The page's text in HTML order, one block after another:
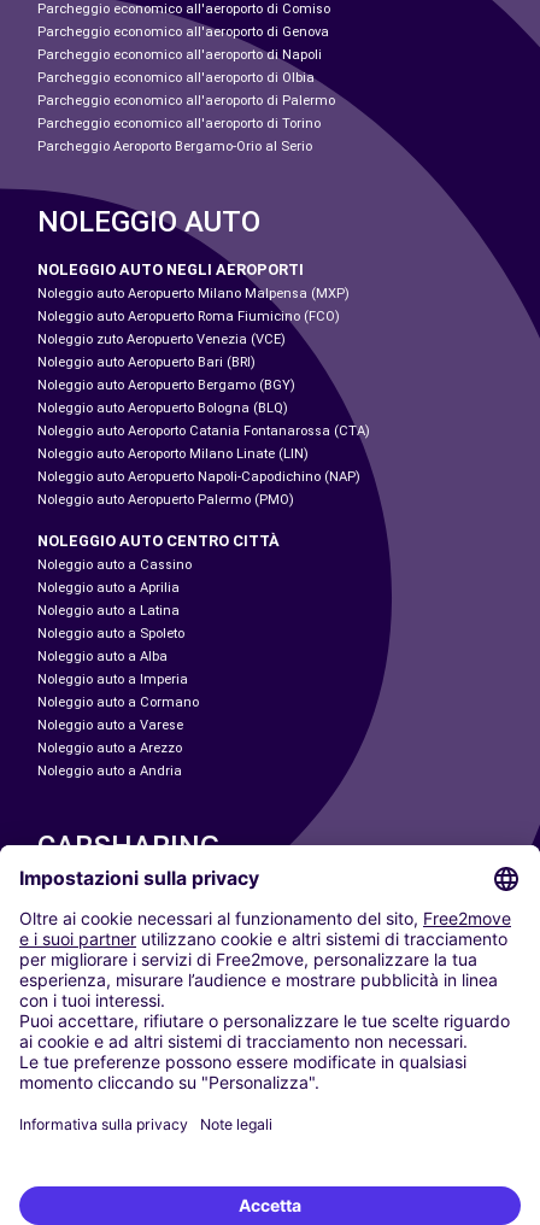
Parcheggio economico all'aeroporto di Comiso
Parcheggio economico all'aeroporto di Genova
Parcheggio economico all'aeroporto di Napoli
Parcheggio economico all'aeroporto di Olbia
Parcheggio economico all'aeroporto di Palermo
Parcheggio economico all'aeroporto di Torino
Parcheggio Aeroporto Bergamo-Orio al Serio
NOLEGGIO AUTO
NOLEGGIO AUTO NEGLI AEROPORTI
Noleggio auto Aeropuerto Milano Malpensa (MXP)
Noleggio auto Aeropuerto Roma Fiumicino (FCO)
Noleggio zuto Aeropuerto Venezia (VCE)
Noleggio auto Aeropuerto Bari (BRI)
Noleggio auto Aeropuerto Bergamo (BGY)
Noleggio auto Aeropuerto Bologna (BLQ)
Noleggio auto Aeroporto Catania Fontanarossa (CTA)
Noleggio auto Aeroporto Milano Linate (LIN)
Noleggio auto Aeropuerto Napoli-Capodichino (NAP)
Noleggio auto Aeropuerto Palermo (PMO)
NOLEGGIO AUTO CENTRO CITTÀ
Noleggio auto a Cassino
Noleggio auto a Aprilia
Noleggio auto a Latina
Noleggio auto a Spoleto
Noleggio auto a Alba
Noleggio auto a Imperia
Noleggio auto a Cormano
Noleggio auto a Varese
Noleggio auto a Arezzo
Noleggio auto a Andria
CARSHARING
LE NOSTRE CITTÀ
Paris
Madrid
Washington DC
Milano
Roma
Torino
Vienna
Berlino
Düsseldorf